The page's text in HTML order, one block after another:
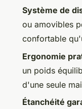
Système de
ou amovibles
confortable
Ergonomie
un poids
d'une seule
Étanchéité